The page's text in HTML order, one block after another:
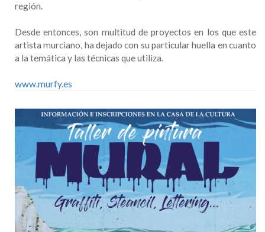
región.
Desde entonces, son multitud de proyectos en los que este
artista murciano, ha dejado con su particular huella en cuanto
a la temática y las técnicas que utiliza.
www.murfy.es